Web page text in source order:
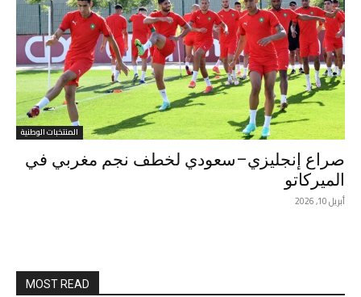
المنتخبات الوطنية
صراع إنجليزي–سعودي لخطف نجم مغربي في
الميركاتو
أبريل 10, 2026
MOST READ